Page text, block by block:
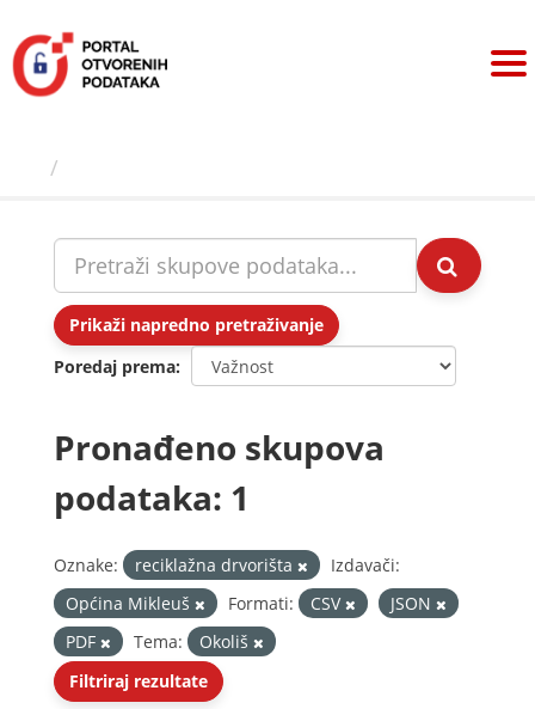
sadržaj
Prikaži napredno pretraživanje
Poredaj prema
Pronađeno skupova
podataka: 1
Oznake: reciklažna drvorišta
Izdavači:
Općina Mikleuš
Formati: CSV
JSON
PDF
Tema:
Okoliš
Filtriraj rezultate